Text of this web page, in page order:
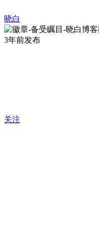
晓白
3年前发布
关注